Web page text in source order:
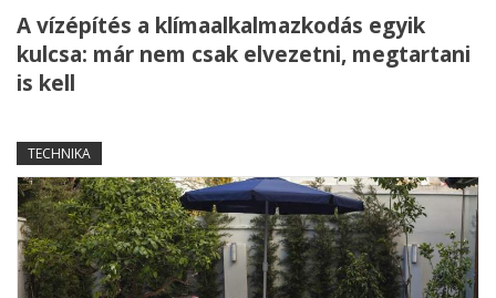
A vízépítés a klímaalkalmazkodás egyik
kulcsa: már nem csak elvezetni, megtartani
is kell
TECHNIKA